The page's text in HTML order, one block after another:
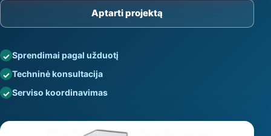
Aptarti projektą
Sprendimai pagal užduotį
Techninė konsultacija
Serviso koordinavimas